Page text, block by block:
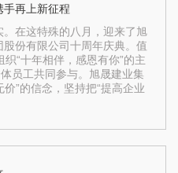
手再上新征程
。在这特殊的八月，迎来了旭
股份有限公司十周年庆典。值
“十年相伴，感恩有你”的主
员工共同参与。旭晟建业集
”的信念，坚持把“提高企业